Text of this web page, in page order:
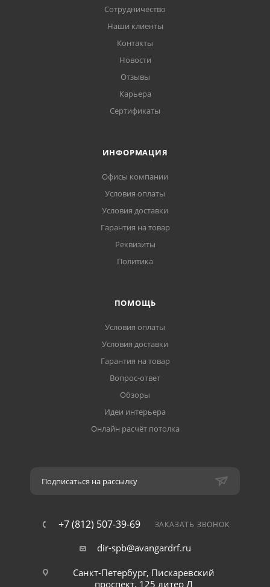
Сотрудничество
Наши клиенты
Контакты
Новости
Отзывы
Карьера
Сертификаты
ИНФОРМАЦИЯ
Офисы компании
Условия оплаты
Условия доставки
Гарантия на товар
Реквизиты
Политика
ПОМОЩЬ
Условия оплаты
Условия доставки
Гарантия на товар
Вопрос-ответ
Обзоры
Идеи интерьера
Онлайн расчёт потолка
Подписаться на рассылку
+7 (812) 507-39-69 ЗАКАЗАТЬ ЗВОНОК
dir-spb@avangardrf.ru
Санкт-Петербург, Пискаревский
проспект, 125 литер Л